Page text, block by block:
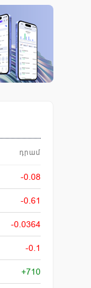
դրամ
-0.08
-0.61
-0.0364
-0.1
+710